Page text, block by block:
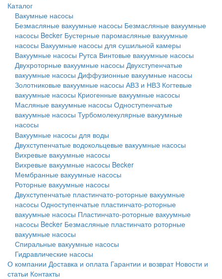
Каталог
Вакумные насосы
Безмасляные вакуумные насосы Безмасляные вакуумные
насосы Becker Бустерные паромасляные вакуумные
насосы Вакуумные насосы для сушильной камеры
Вакуумные насосы Рутса Винтовые вакуумные насосы
Двухроторные вакуумные насосы Двухступенчатые
вакуумные насосы Диффузионные вакуумные насосы
Золотниковые вакуумные насосы АВЗ и НВЗ Когтевые
вакуумные насосы Криогенные вакуумные насосы
Масляные вакуумные насосы Одноступенчатые
вакуумные насосы Турбомолекулярные вакуумные
насосы
Вакуумные насосы для воды
Двухступенчатые водокольцевые вакуумные насосы
Вихревые вакуумные насосы
Вихревые вакуумные насосы Becker
Мембранные вакуумные насосы
Роторные вакуумные насосы
Двухступенчатые пластинчато-роторные вакуумные
насосы Одноступенчатые пластинчато-роторные
вакуумные насосы Пластинчато-роторные вакуумные
насосы Becker Безмасляные пластинчато роторные
вакуумные насосы
Спиральные вакуумные насосы
Гидравлические насосы
О компании Доставка и оплата Гарантии и возврат Новости и
статьи Контакты